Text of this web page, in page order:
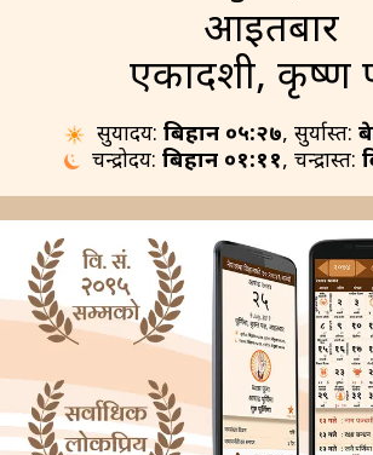
आइतबार
एकादशी, कृष्ण
सुर्योदय:बिहान ०५:२७, सुर्यास्त:
चन्द्रोदय:बिहान ०१:११, चन्द्रास्त: